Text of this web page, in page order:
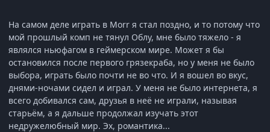
На самом деле играть в Morr я стал поздно, и то потому что
мой прошлый комп не тянул Облу, мне было тяжело - я
являлся ньюфагом в геймерском мире. Может я бы
остановился после первого грязекраба, но у меня не было
выбора, играть было почти не во что. И я вошел во вкус,
днями-ночами сидел и играл. У меня не было интернета, я
всего добивался сам, друзья в неё не играли, называя
старьём, а я дальше продолжал изучать этот
недружелюбный мир. Эх, романтика...